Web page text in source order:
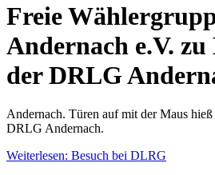
Freie
Andernach e.V. zu
der DRLG
Andernach. Türen auf mit der Maus
DRLG Andernach.
Weiterlesen: Besuch bei DLRG